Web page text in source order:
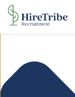
Beheer toestemming